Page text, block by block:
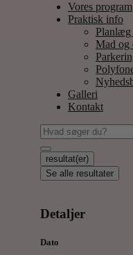
Vores program
Praktisk info
Planlæg
Mad og
Galleri
Kontakt
resultat(er)
Se alle resultater
Detaljer
Dato